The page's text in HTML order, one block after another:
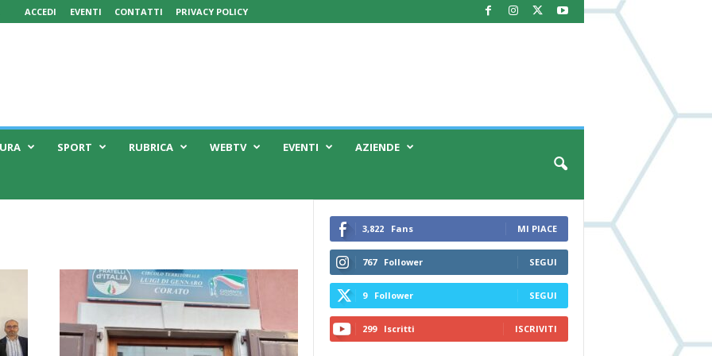
ACCEDI EVENTI CONTATTI PRIVACY POLICY
SPORT RUBRICA WEBTV EVENTI AZIENDE
3,822 Fans MI PIACE
767 Follower SEGUI
9 Follower SEGUI
299 Iscritti ISCRIVITI